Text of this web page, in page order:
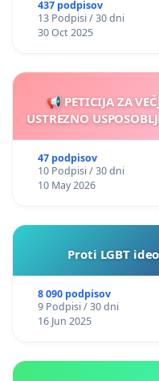
437 podpisov
13 Podpisi / 30 dni
30 Oct 2025
📢 PETICIJA ZA
USTREZNO
47 podpisov
10 Podpisi / 30 dni
10 May 2026
Proti LGBT
8 090 podpisov
9 Podpisi / 30 dni
16 Jun 2025